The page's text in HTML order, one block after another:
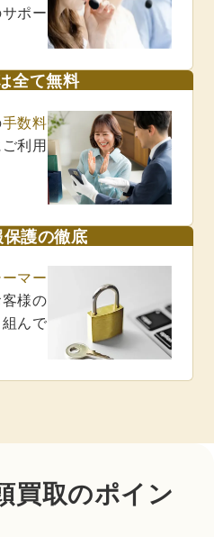
ポー
全て無料
手数料
利用
護の徹底
マー
様の
んで
買取のポイン